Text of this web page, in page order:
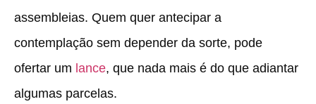
assembleias. Quem quer antecipar a
contemplação sem depender da sorte, pode
ofertar um lance, que nada mais é do que adiantar
algumas parcelas.